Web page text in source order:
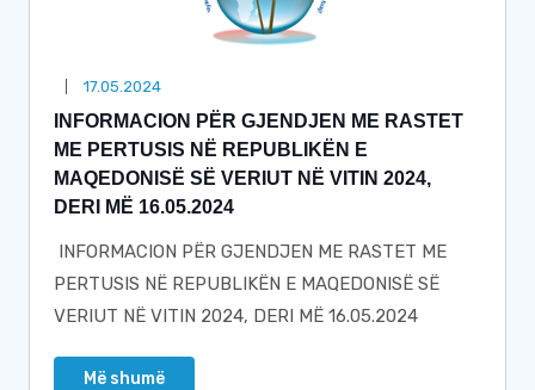
17.05.2024
INFORMACION PËR GJENDJEN ME RASTET
ME PERTUSIS NË REPUBLIKËN E
MAQEDONISË SË VERIUT NË VITIN 2024,
DERI MË 16.05.2024
INFORMACION PËR GJENDJEN ME RASTET ME
PERTUSIS NË REPUBLIKËN E MAQEDONISË SË
VERIUT NË VITIN 2024, DERI MË 16.05.2024
Më shumë